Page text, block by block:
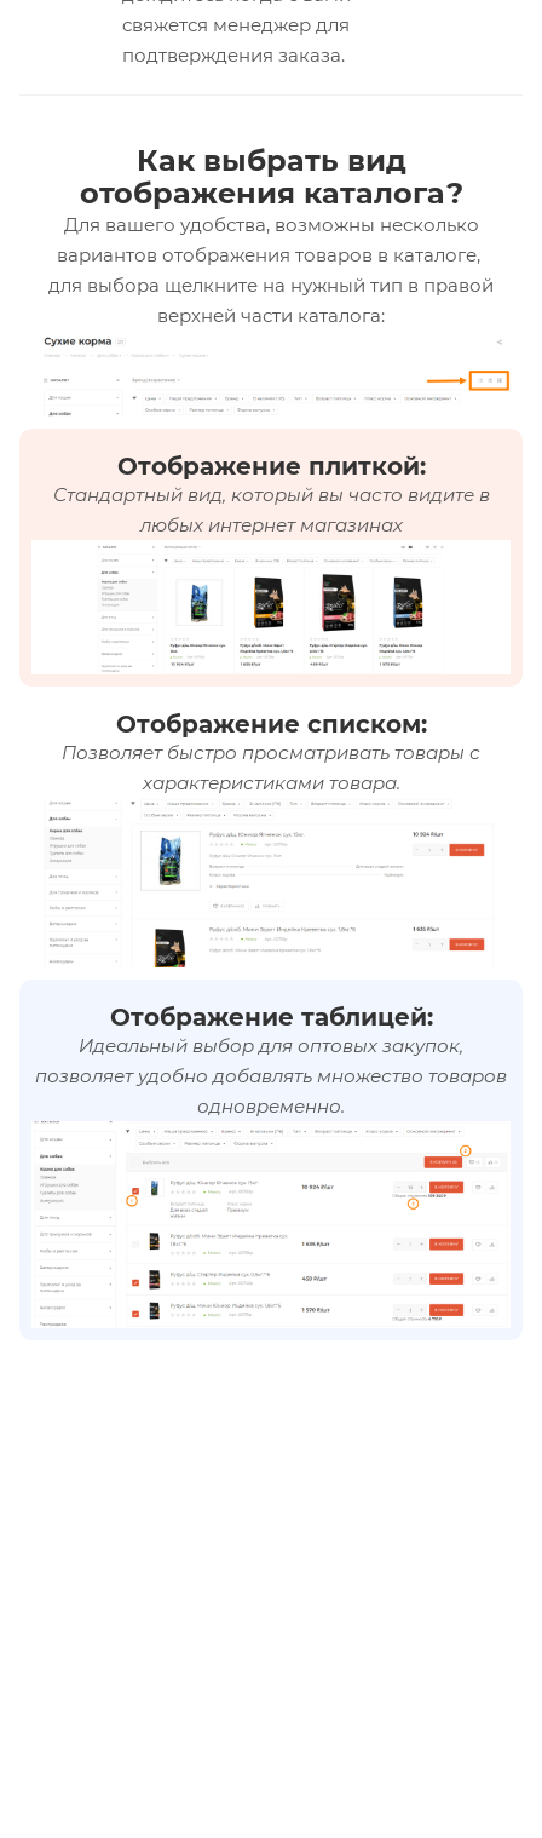
свяжется менеджер для
подтверждения заказа.
Как выбрать вид
отображения каталога?
Для вашего удобства, возможны несколько
вариантов отображения товаров в каталоге,
для выбора щелкните на нужный тип в правой
верхней части каталога:
Отображение плиткой:
Стандартный вид, который вы часто видите в
любых интернет магазинах
Отображение списком:
Позволяет быстро просматривать товары с
характеристиками товара.
Отображение таблицей:
Идеальный выбор для оптовых закупок,
позволяет удобно добавлять множество товаров
одновременно.